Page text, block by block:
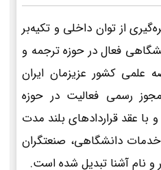
از توان داخلی و تکیه‌بر
فعال در حوزه ترجمه و
علمی کشور عزیزمان ایران
رسمی فعالیت در حوزه
عقد قراردادهای بلند مدت
دانشگاهی، صنعتگران
و نام آشنا تبدیل شده است.